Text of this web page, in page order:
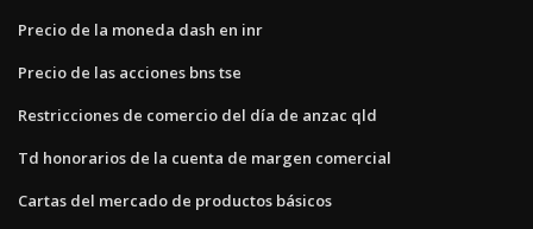
Precio de la moneda dash en inr
Precio de las acciones bns tse
Restricciones de comercio del día de anzac qld
Td honorarios de la cuenta de margen comercial
Cartas del mercado de productos básicos